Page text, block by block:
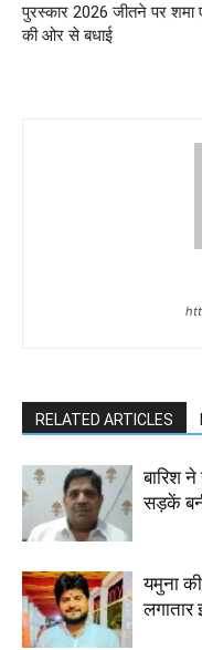
पुरस्कार 2026 जीतने पर
की ओर से बधाई
RELATED ARTICLES
बारिश
सड़कें
यमुना
लगातार